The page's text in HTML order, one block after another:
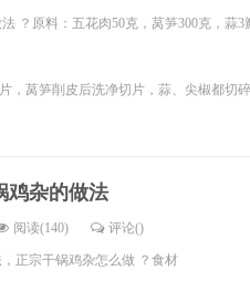
？原料：五花肉50克，莴笋300克，蒜
，莴笋削皮后洗净切片，蒜、尖椒都切碎
鸡杂的做法
阅读(140) 评论()
正宗干锅鸡杂怎么做 ？食材